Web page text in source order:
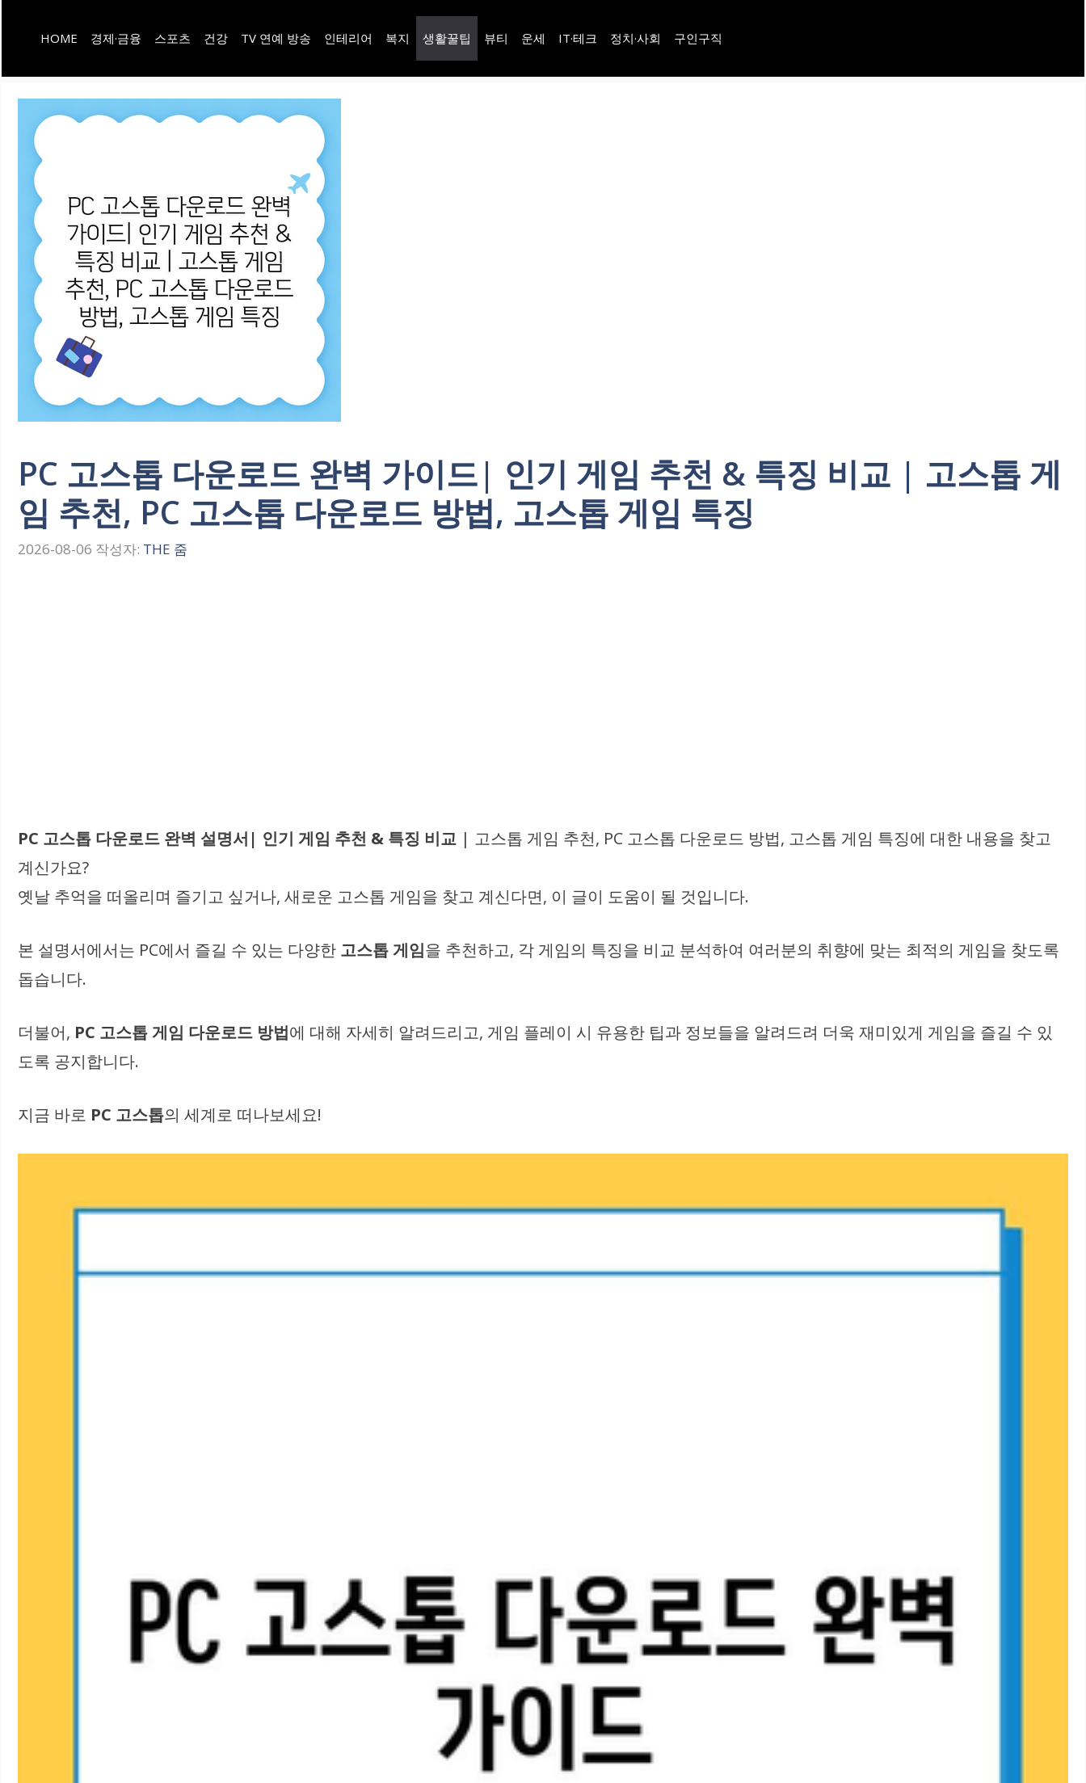
츠
HOME 경제·금융 스포츠 건강 TV 연예 방송 인테리어 복지 생활꿀팁 뷰티 운세 IT·테크 정치·사회 구인구직
PC 고스톱 다운로드 완벽 가이드| 인기 게임 추천 & 특징 비교 | 고스톱 게
임 추천, PC 고스톱 다운로드 방법, 고스톱 게임 특징
2026-08-06 작성자: THE 줌
PC 고스톱 다운로드 완벽 설명서| 인기 게임 추천 & 특징 비교 | 고스톱 게임 추천, PC 고스톱 다운로드 방법, 고스톱 게임 특징에 대한 내용을 찾고
계신가요?
옛날 추억을 떠올리며 즐기고 싶거나, 새로운 고스톱 게임을 찾고 계신다면, 이 글이 도움이 될 것입니다.
본 설명서에서는 PC에서 즐길 수 있는 다양한 고스톱 게임을 추천하고, 각 게임의 특징을 비교 분석하여 여러분의 취향에 맞는 최적의 게임을 찾도록
돕습니다.
더불어, PC 고스톱 게임 다운로드 방법에 대해 자세히 알려드리고, 게임 플레이 시 유용한 팁과 정보들을 알려드려 더욱 재미있게 게임을 즐길 수 있
도록 공지합니다.
지금 바로 PC 고스톱의 세계로 떠나보세요!